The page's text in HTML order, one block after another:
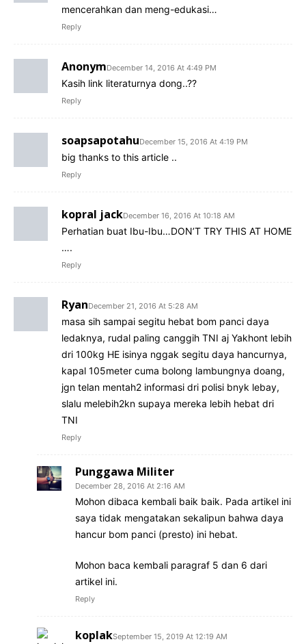
mencerahkan dan meng-edukasi…
Reply
AnonymDecember 14, 2016 At 4:49 PM
Kasih link literaturnya dong..??
Reply
soapsapotahuDecember 15, 2016 At 4:19 PM
big thanks to this article ..
Reply
kopral jackDecember 16, 2016 At 10:18 AM
Perhatian buat Ibu-Ibu…DON’T TRY THIS AT HOME
….
Reply
RyanDecember 21, 2016 At 5:28 AM
masa sih sampai segitu hebat bom panci daya
ledaknya, rudal paling canggih TNI aj Yakhont lebih
dri 100kg HE isinya nggak segitu daya hancurnya,
kapal 105meter cuma bolong lambungnya doang,
jgn telan mentah2 informasi dri polisi bnyk lebay,
slalu melebih2kn supaya mereka lebih hebat dri
TNI
Reply
Punggawa Militer
December 28, 2016 At 2:16 AM
Mohon dibaca kembali baik baik. Pada artikel ini
saya tidak mengatakan sekalipun bahwa daya
hancur bom panci (presto) ini hebat.
Mohon baca kembali paragraf 5 dan 6 dari
artikel ini.
Reply
koplakSeptember 15, 2019 At 12:19 AM